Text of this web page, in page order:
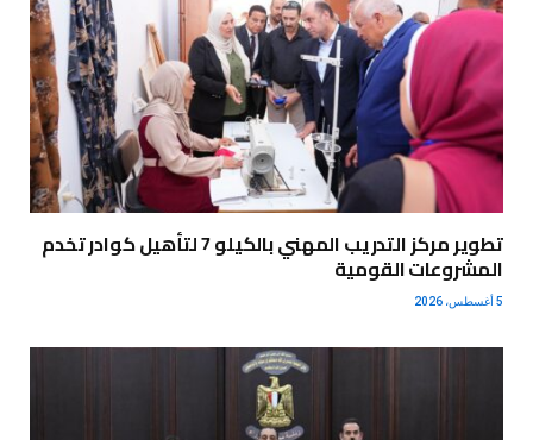
تطوير مركز التدريب المهني بالكيلو 7 لتأهيل كوادر تخدم
المشروعات القومية
5 أغسطس، 2026